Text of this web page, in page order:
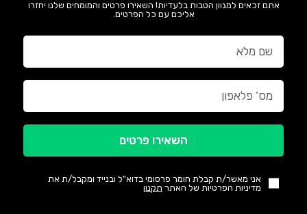
אתם זכאים למגוון הטבות בלעדיות! השאירו פרטים והמומחים שלנו יחזרו
אליכם עם כל הפרטים.
אני מאשר/ת קבלת חומר פרסומי בדוא"ל ובנייד ומקבל/ת את
מדיניות הפרטיות של האתר תקנון
השאירו פרטים